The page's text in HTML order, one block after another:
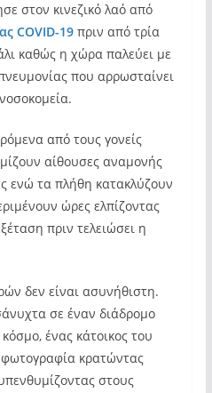
στον κινεζικό λαό από
COVID-19πριν από τρία
καθώς η χώρα παλεύει με
που αρρωσταίνει
από τους γονείς
αίθουσες αναμονής
ενώ τα πλήθη κατακλύζουν
ώρες ελπίζοντας
πριν τελειώσει η
δεν είναι ασυνήθιστη.
σε έναν διάδρομο
ένας κάτοικος του
κρατώντας
στους